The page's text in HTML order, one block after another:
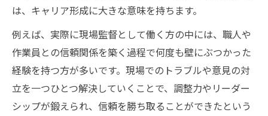
は、キャリア形成に大きな意味を持ちます。
例えば、実際に現場監督として働く方の中には、職人や
作業員との信頼関係を築く過程で何度も壁にぶつかった
経験を持つ方が多いです。現場でのトラブルや意見の対
立を一つひとつ解決していくことで、調整力やリーダー
シップが鍛えられ、信頼を勝ち取ることができたという